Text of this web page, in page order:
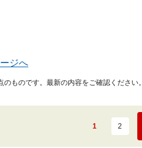
ジへ
ものです。最新の内容をご確認ください。
1 2